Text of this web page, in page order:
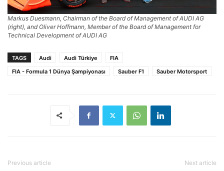
Markus Duesmann, Chairman of the Board of Management of AUDI AG
(right), and Oliver Hoffmann, Member of the Board of Management for
Technical Development of AUDI AG
TAGS Audi Audi Türkiye
FIA
FIA - Formula 1 Dünya Şampiyonası
Sauber F1 Sauber Motorsport
Previous article Next article